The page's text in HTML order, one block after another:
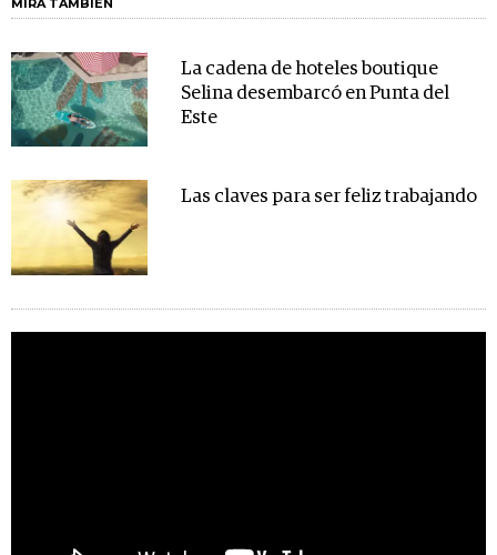
La cadena de hoteles boutique
Selina desembarcó en Punta del
Este
Las claves para ser feliz trabajando